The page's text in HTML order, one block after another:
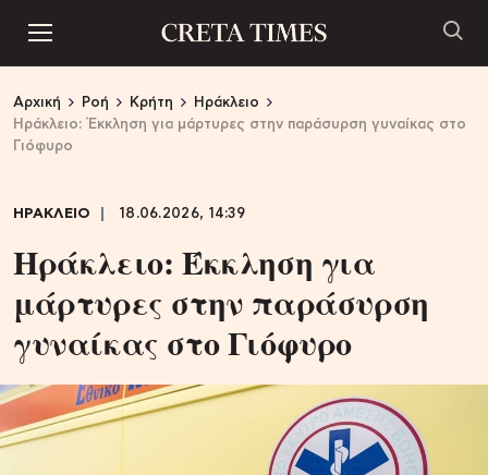
Αρχική Ροή Κρήτη
Ηράκλειο
Ηράκλειο: Έκκληση για μάρτυρες στην παράσυρση γυναίκας στο
Γιόφυρο
ΗΡΑΚΛΕΙΟ 18.06.2026, 14:39
Ηράκλειο: Έκκληση για
μάρτυρες στην παράσυρση
γυναίκας στο Γιόφυρο